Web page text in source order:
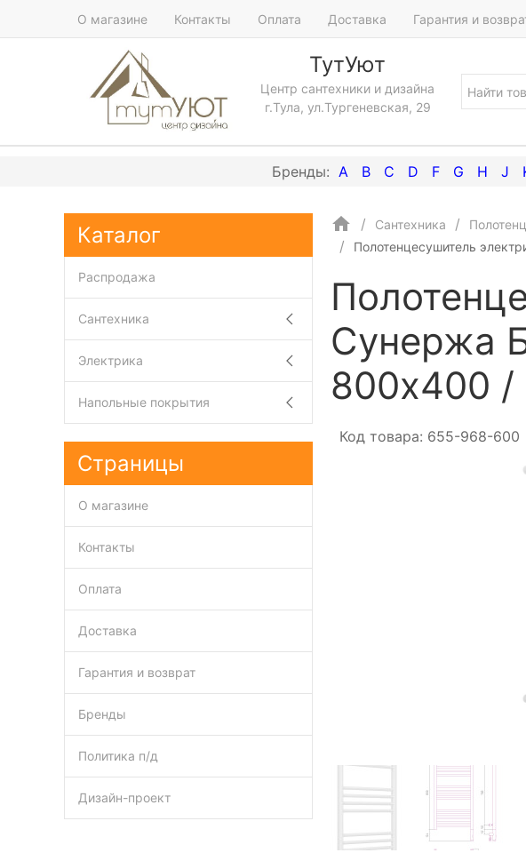
О магазине Контакты Оплата Доставка Гарантия и
ТутУют
Центр сантехники и дизайна
г.Тула, ул.Тургеневская, 29
A B C D F G H J
Сантехника
Полотенцесушитель
Сунержа
800х400
Код товара: 655-968-600
Каталог
Распродажа
Сантехника
Электрика
Напольные покрытия
Страницы
О магазине
Контакты
Оплата
Доставка
Гарантия и возврат
Бренды
Политика п/д
Дизайн-проект